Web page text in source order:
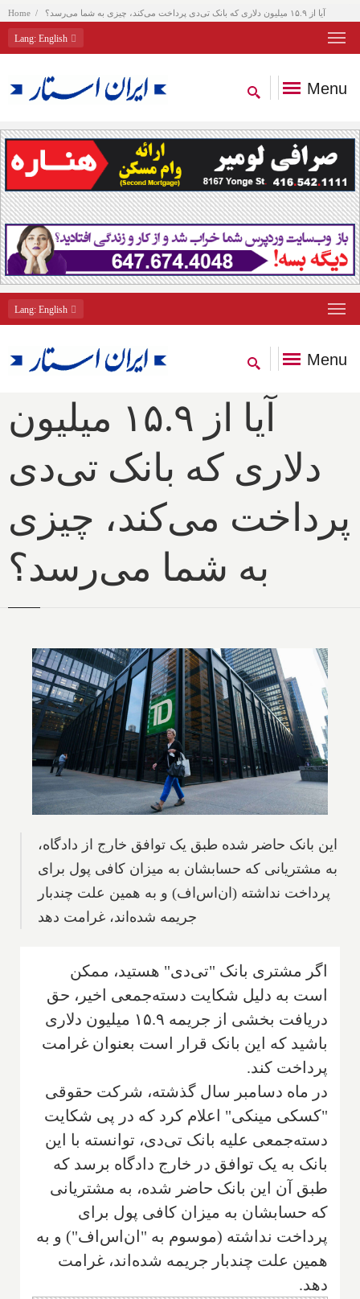
Home آیا از ۱۵.۹ میلیون دلاری که بانک تی‌دی پرداخت می‌کند، چیزی به شما می‌رسد؟
Lang: English
Menu
Lang: English
Menu
آیا از ۱۵.۹ میلیون
دلاری که بانک تی‌دی
پرداخت می‌کند، چیزی
به شما می‌رسد؟
این بانک حاضر شده طبق یک توافق خارج از دادگاه،
به مشتریانی که حسابشان به میزان کافی پول برای
پرداخت نداشته (ان‌اس‌اف) و به همین علت چندبار
جریمه شده‌اند، غرامت دهد
اگر مشتری بانک "تی‌دی" هستید، ممکن
است به دلیل شکایت دسته‌جمعی اخیر، حق
دریافت بخشی از جریمه ۱۵.۹ میلیون دلاری
باشید که این بانک قرار است بعنوان غرامت
پرداخت کند.
در ماه دسامبر سال گذشته، شرکت حقوقی
"کسکی مینکی" اعلام کرد که در پی شکایت
دسته‌جمعی علیه بانک تی‌دی، توانسته با این
بانک به یک توافق در خارج دادگاه برسد که
طبق آن این بانک حاضر شده، به مشتریانی
که حسابشان به میزان کافی پول برای
پرداخت نداشته (موسوم به "ان‌اس‌اف") و به
همین علت چندبار جریمه شده‌اند، غرامت
دهد.